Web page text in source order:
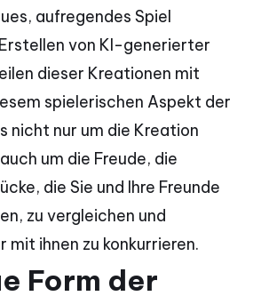
aufregendes Spiel
von KI-generierter
dieser Kreationen mit
spielerischen Aspekt der
nicht nur um die Kreation
um die Freude, die
die Sie und Ihre Freunde
zu vergleichen und
mit ihnen zu konkurrieren.
Form der